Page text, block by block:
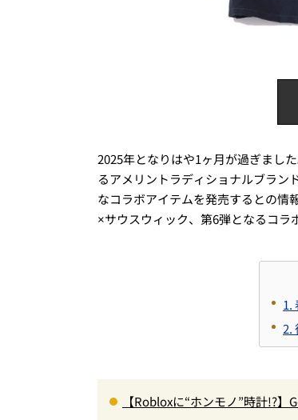
2025年となりはや1ヶ月が過ぎまし
るアメリントラディショナルブラ
なコラボアイテムを発売するとの情
×サウスウィック、第6弾となるコラ
1.
2.
【Robloxに“ホンモノ”時計!?